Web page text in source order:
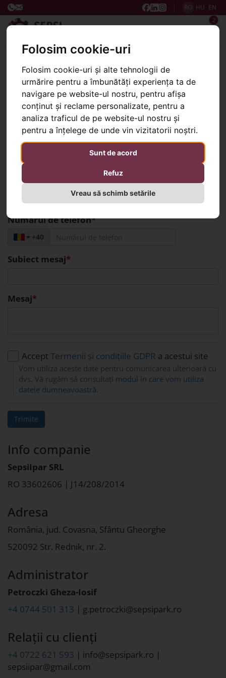
Folosim cookie-uri
Folosim cookie-uri și alte tehnologii de
urmărire pentru a îmbunătăți experiența ta de
navigare pe website-ul nostru, pentru afișa
conținut și reclame personalizate, pentru a
analiza traficul de pe website-ul nostru și
pentru a înțelege de unde vin vizitatorii noștri.
Sunt de acord
Refuz
Vreau să schimb setările
RO HU EN
2
Pagina web SepsiPARK Contact
Contact
Contactați-ne print e-mail
Nume complet
Adresa de e-mail
Numărul de telefon
+40
Subiect mesaj
Mesaj
AcceptTermenii și condițiile GDPR a acestui site
Vom utiliza aceste date pentru comunicarea ulterioară cu
dvs. Vă rugăm să consultați modul în care vom utiliza
datele dumneavoastră
Trimite
Info companie
SepsiIpar SRL
RO 33602606 | J14/208/2014
Adresa
România, jud. Covasna, Sfântu Gheorghe
520092 Str. Rednik, nr. 2.
Administrator
Petroczki Gheza-Iosif
+4 0744 501 313 | g.petroczki@sepsipark.ro
Relații cu clienți
+4 0722 621 593 | info@sepsipark.ro |
sepsiipar@gmail.com